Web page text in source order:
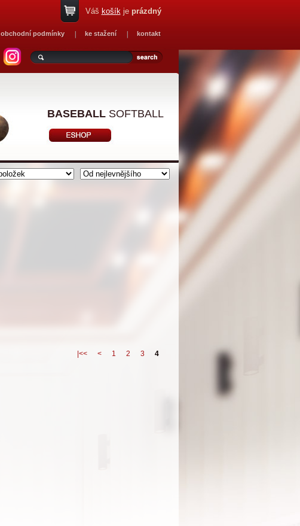
obchodní podmínky ke stažení kontakt
Váš košíkje prázdný
BASEBALLSOFTBALL
|<< < 1 2 3 4